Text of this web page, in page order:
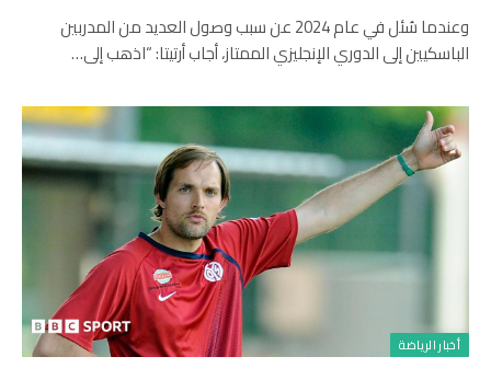
وعندما سُئل في عام 2024 عن سبب وصول العديد من المدربين
الباسكيين إلى الدوري الإنجليزي الممتاز، أجاب أرتيتا: “اذهب إلى…
أخبار الرياضة